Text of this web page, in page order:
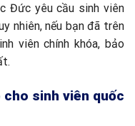
Đức yêu cầu sinh viên
nhiên, nếu bạn đã trên
viên chính khóa, bảo
cho sinh viên quốc